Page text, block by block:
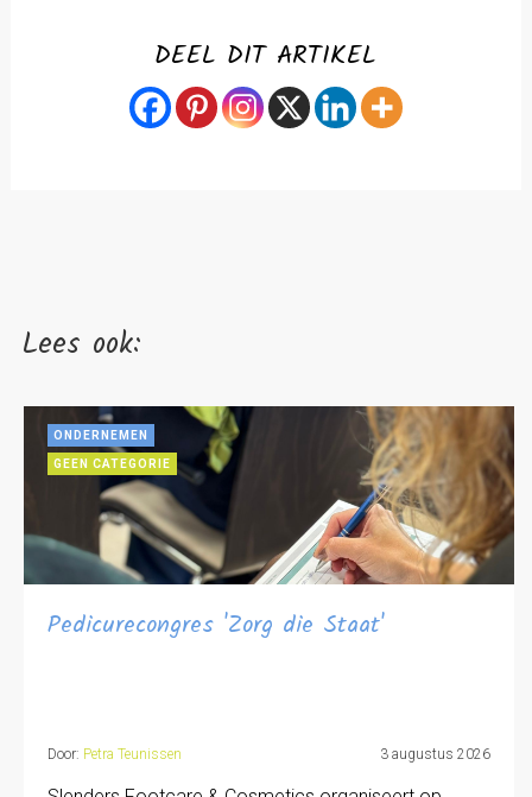
DEEL DIT ARTIKEL
Lees ook:
ONDERNEMEN
GEEN CATEGORIE
Pedicurecongres 'Zorg die Staat'
Door: Petra Teunissen 3 augustus 2026